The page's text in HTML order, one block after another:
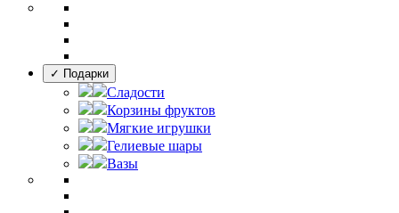
✓ Подарки
Сладости
Корзины фруктов
Мягкие игрушки
Гелиевые шары
Вазы